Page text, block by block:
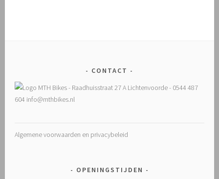
CONTACT
Algemene voorwaarden en privacybeleid
OPENINGSTIJDEN